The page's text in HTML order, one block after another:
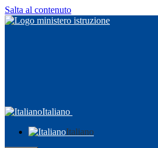
Salta al contenuto
Italiano
Italiano